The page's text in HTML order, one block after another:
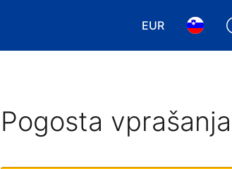
EUR
Izbira valute.
Izbira
Pogosta vprašanja